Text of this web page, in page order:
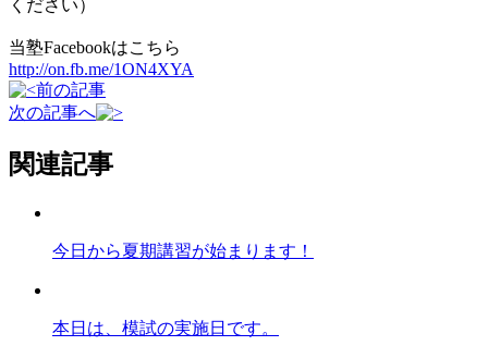
ください）
当塾Facebookはこちら
http://on.fb.me/1ON4XYA
前の記事
次の記事へ
関連記事
今日から夏期講習が始まります！
本日は、模試の実施日です。